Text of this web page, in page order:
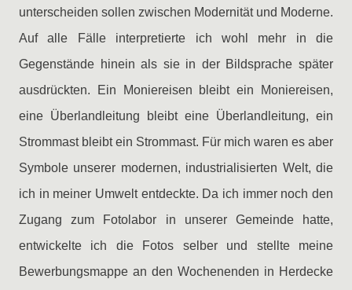
unterscheiden sollen zwischen Modernität und Moderne.
Auf alle Fälle interpretierte ich wohl mehr in die
Gegenstände hinein als sie in der Bildsprache später
ausdrückten. Ein Moniereisen bleibt ein Moniereisen,
eine Überlandleitung bleibt eine Überlandleitung, ein
Strommast bleibt ein Strommast. Für mich waren es aber
Symbole unserer modernen, industrialisierten Welt, die
ich in meiner Umwelt entdeckte. Da ich immer noch den
Zugang zum Fotolabor in unserer Gemeinde hatte,
entwickelte ich die Fotos selber und stellte meine
Bewerbungsmappe an den Wochenenden in Herdecke